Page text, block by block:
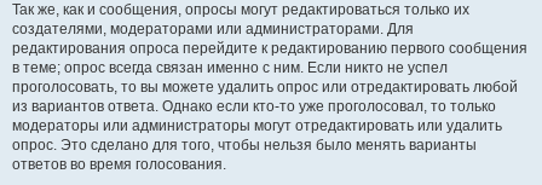
Так же, как и сообщения, опросы могут редактироваться только их
создателями, модераторами или администраторами. Для
редактирования опроса перейдите к редактированию первого сообщения
в теме; опрос всегда связан именно с ним. Если никто не успел
проголосовать, то вы можете удалить опрос или отредактировать любой
из вариантов ответа. Однако если кто-то уже проголосовал, то только
модераторы или администраторы могут отредактировать или удалить
опрос. Это сделано для того, чтобы нельзя было менять варианты
ответов во время голосования.